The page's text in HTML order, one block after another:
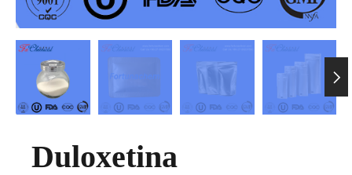

Duloxetina